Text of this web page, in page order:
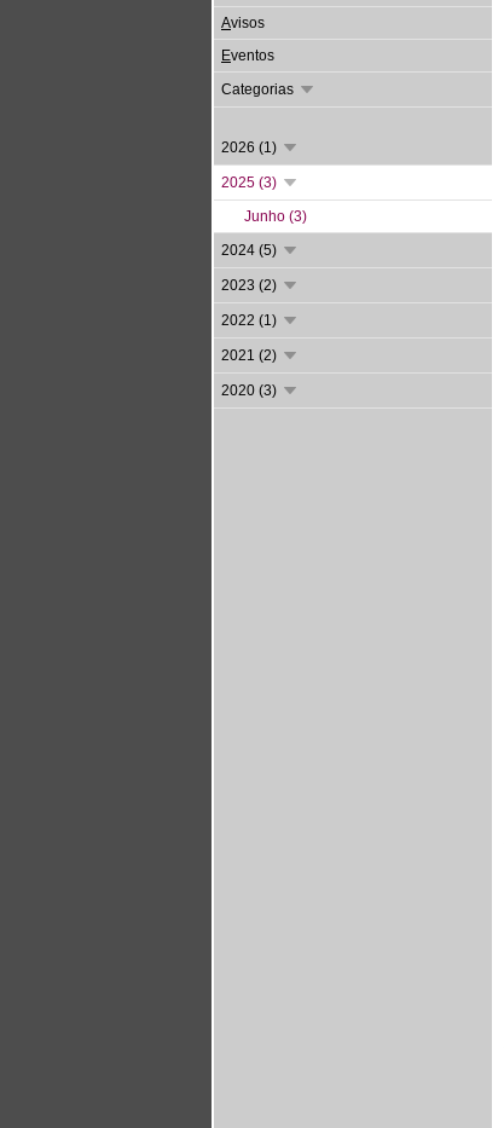
Avisos
Eventos
Categorias
2026 (1)
2025 (3)
Junho (3)
2024 (5)
2023 (2)
2022 (1)
2021 (2)
2020 (3)